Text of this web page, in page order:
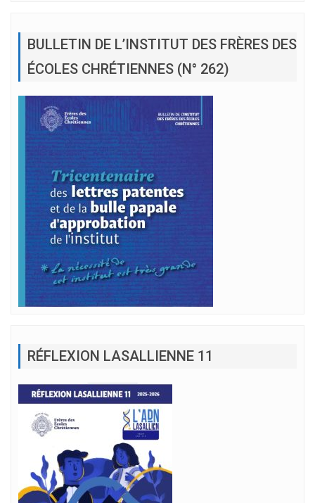
BULLETIN DE L’INSTITUT DES FRÈRES DES
ÉCOLES CHRÉTIENNES (N° 262)
RÉFLEXION LASALLIENNE 11